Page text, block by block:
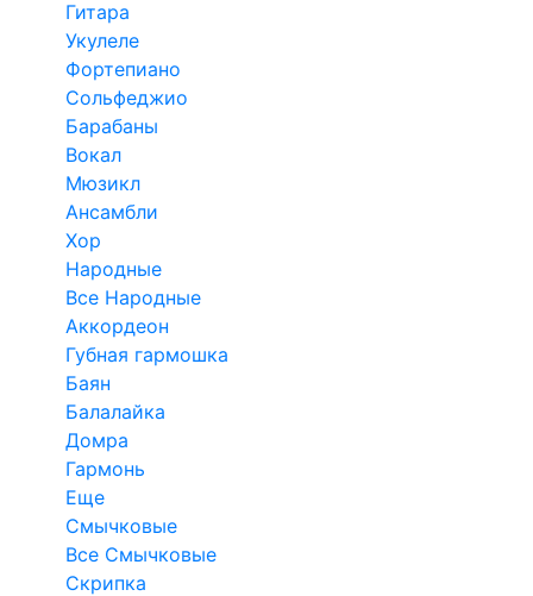
Гитара
Укулеле
Фортепиано
Сольфеджио
Барабаны
Вокал
Мюзикл
Ансамбли
Хор
Народные
Все Народные
Аккордеон
Губная гармошка
Баян
Балалайка
Домра
Гармонь
Еще
Смычковые
Все Смычковые
Скрипка